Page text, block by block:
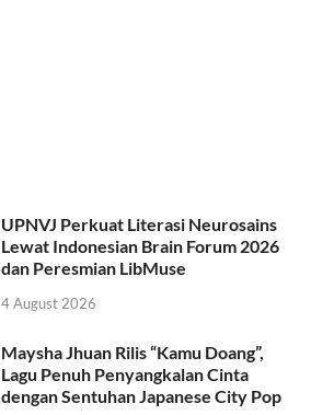
UPNVJ Perkuat Literasi Neurosains
Lewat Indonesian Brain Forum 2026
dan Peresmian LibMuse
4 August 2026
Maysha Jhuan Rilis “Kamu Doang”,
Lagu Penuh Penyangkalan Cinta
dengan Sentuhan Japanese City Pop